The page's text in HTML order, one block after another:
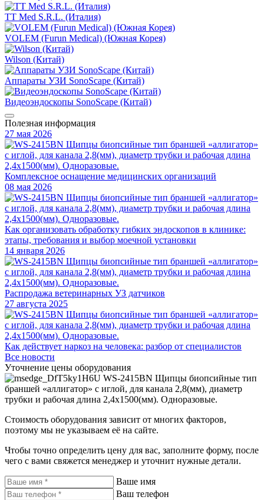
TT Med S.R.L. (Италия)
VOLEM (Furun Medical) (Южная Корея)
Wilson (Китай)
Аппараты УЗИ SonoScape (Китай)
Видеоэндоскопы SonoScape (Китай)
Полезная информация
27 мая 2026
Комплексное оснащение медицинских организаций
08 мая 2026
Как организовать обработку гибких эндоскопов в клинике:
этапы, требования и выбор моечной установки
14 января 2026
Распродажа ветеринарных УЗ датчиков
27 августа 2025
Как действует наркоз на человека: разбор от специалистов
Все новости
Уточнение цены оборудования
WS-2415BN Щипцы биопсийные тип
браншей «аллигатор» с иглой, для канала 2,8(мм), диаметр
трубки и рабочая длина 2,4х1500(мм). Одноразовые.
Стоимость оборудования зависит от многих факторов,
поэтому мы не указываем её на сайте.
Чтобы точно определить цену для вас, заполните форму, после
чего с вами свяжется менеджер и уточнит нужные детали.
Ваше имя
Ваш телефон